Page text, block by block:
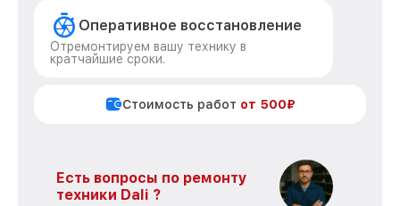
Оперативное восстановление
Отремонтируем вашу технику в
кратчайшие сроки.
Стоимость работ от 500₽
Есть вопросы по ремонту
техники Dali ?